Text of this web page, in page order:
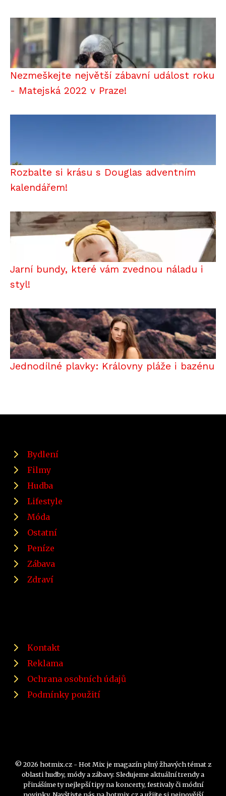
Nezmeškejte největší zábavní událost roku
- Matejská 2022 v Praze!
Rozbalte si krásu s Douglas adventním
kalendářem!
Jarní bundy, které vám zvednou náladu i
styl!
Jednodílné plavky: Královny pláže i bazénu
Bydlení
Filmy
Hudba
Lifestyle
Móda
Ostatní
Peníze
Zábava
Zdraví
Kontakt
Reklama
Ochrana osobních údajů
Podmínky použití
© 2026 hotmix.cz - Hot Mix je magazín plný žhavých témat z
oblasti hudby, módy a zábavy. Sledujeme aktuální trendy a
přinášíme ty nejlepší tipy na koncerty, festivaly či módní
novinky. Navštivte nás na hotmix.cz a užijte si nejnovější